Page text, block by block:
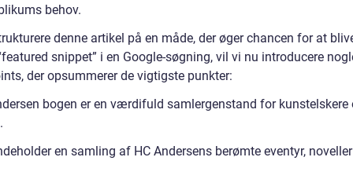
behov.
denne artikel på en måde, der øger chancen for at
snippet” i en Google-søgning, vil vi nu introducere
der opsummerer de vigtigste punkter:
bogen er en værdifuld samlergenstand for kunstelskere
en samling af HC Andersens berømte eventyr,